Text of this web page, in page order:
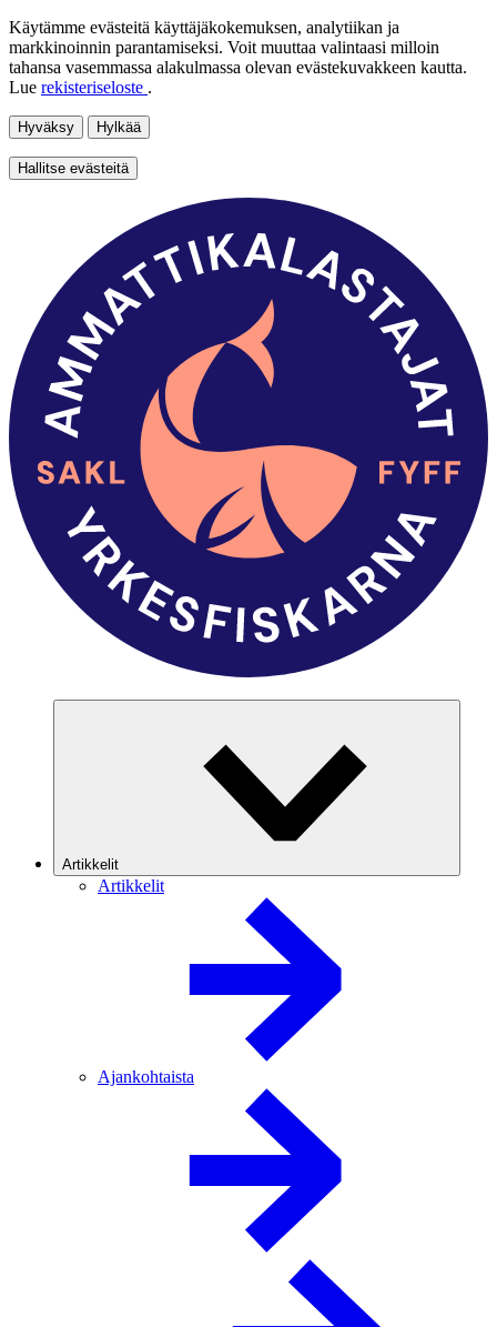
Käytämme evästeitä käyttäjäkokemuksen, analytiikan ja
markkinoinnin parantamiseksi. Voit muuttaa valintaasi milloin
tahansa vasemmassa alakulmassa olevan evästekuvakkeen kautta.
Lue rekisteriseloste .
Hyväksy Hylkää
Hallitse evästeitä
Artikkelit
Artikkelit
Ajankohtaista